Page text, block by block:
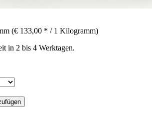
(€ 133,00 * / 1 Kilogramm)
in 2 bis 4 Werktagen.